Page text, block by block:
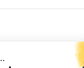
VOLET ROULANT